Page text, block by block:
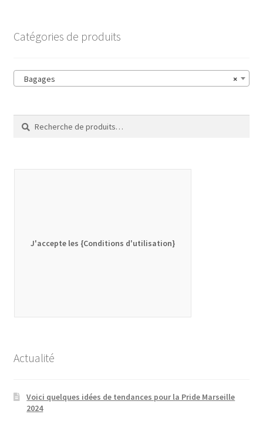
Catégories de produits
×
Bagages
Recherche
pour :
Recherche
J'accepte les {Conditions d'utilisation}
Actualité
Voici quelques idées de tendances pour la Pride Marseille
2024